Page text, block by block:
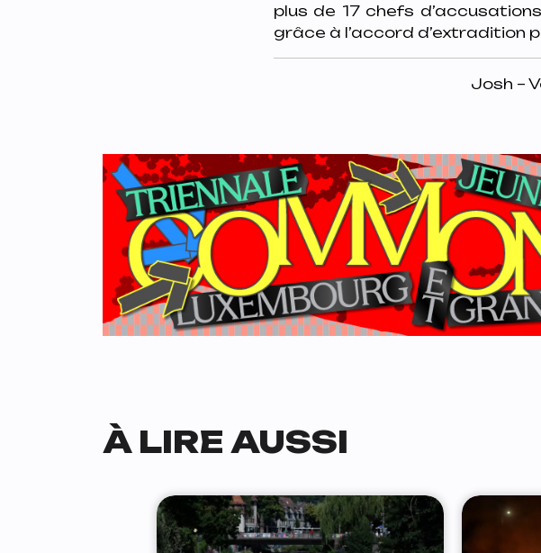
plus de 17 chefs
grâce à l’accord d’extradition
Josh –
À LIRE AUSSI